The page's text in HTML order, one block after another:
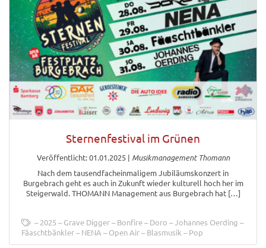
Sternenfestival im Grünen
Veröffentlicht: 01.01.2025| Musikmanagement Thomann
Nach dem tausendfacheinmaligem Jubiläumskonzert in
Burgebrach geht es auch in Zukunft wieder kulturell hoch her im
Steigerwald. THOMANN Management aus Burgebrach hat […]
2025 Grave Digger Bonfire Doro
Johannes Oerding
Fäaschtbänkler
NENA Open Air Blasmusik Pop